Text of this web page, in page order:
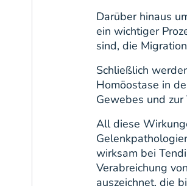
Darüber hinaus
ein wichtiger
sind, die
Schließlich
Homöostase in
Gewebes und
All diese
wirksam bei
Verabreichung
auszeichnet, die